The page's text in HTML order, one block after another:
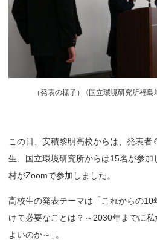
（発表の様子） 〈国立環境研究所福島
この日、安積黎明高校からは、発表者
生、国立環境研究所からは15名が参
村がZoomで参加しました。
高校生の発表テーマは「これからの10
けて必要なことは？～2030年までに
よいのか～ 」 。